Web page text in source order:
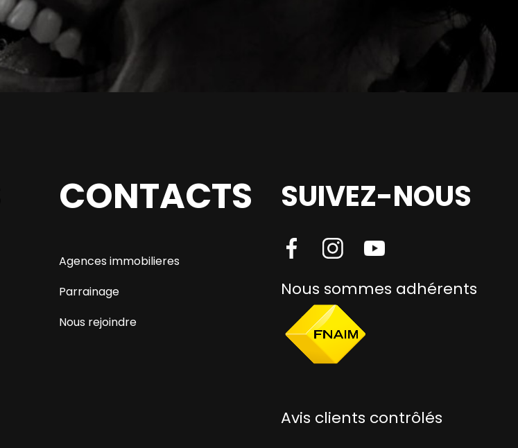
CONTACTS
Agences immobilieres
Parrainage
Nous rejoindre
SUIVEZ-NOUS
Nous sommes adhérents
Avis clients contrôlés